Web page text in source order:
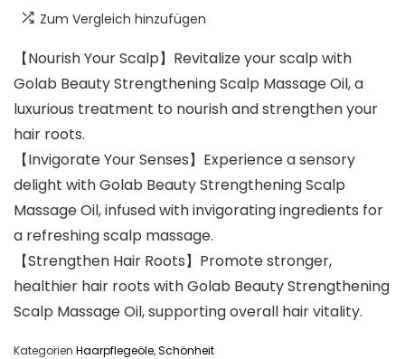
Zum Vergleich hinzufügen
【Nourish Your Scalp】Revitalize your scalp with
Golab Beauty Strengthening Scalp Massage Oil, a
luxurious treatment to nourish and strengthen your
hair roots.
【Invigorate Your Senses】Experience a sensory
delight with Golab Beauty Strengthening Scalp
Massage Oil, infused with invigorating ingredients for
a refreshing scalp massage.
【Strengthen Hair Roots】Promote stronger,
healthier hair roots with Golab Beauty Strengthening
Scalp Massage Oil, supporting overall hair vitality.
Kategorien Haarpflegeöle,Schönheit